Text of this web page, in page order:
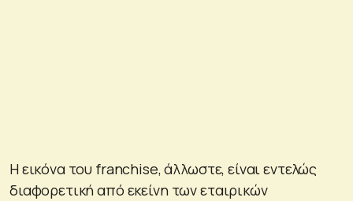
Η εικόνα του franchise, άλλωστε, είναι εντελώς
διαφορετική από εκείνη των εταιρικών